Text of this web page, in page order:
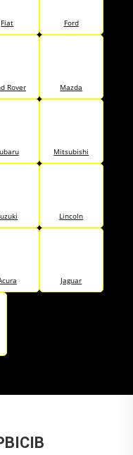
Fiat Ford
Rover Mazda
Mitsubishi
Lincoln
Jaguar